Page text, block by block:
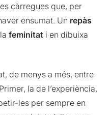
càrregues que, per
ensumat. Un repàs
lafeminitat i en dibuixa
de menys a més, entre
la de l’experiència,
les per sempre en